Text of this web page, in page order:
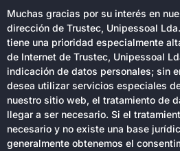
Muchas gracias por su interés en
dirección de Trustec, Unipessoal
tiene una prioridad especialmente
de Internet de Trustec, Unipessoal
indicación de datos personales; sin
desea utilizar servicios especiales
nuestro sitio web, el tratamiento de
llegar a ser necesario. Si el
necesario y no existe una base
generalmente obtenemos el